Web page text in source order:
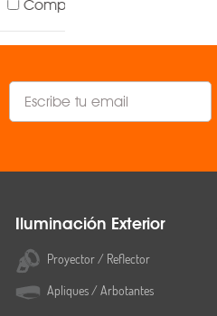
Iluminación Exterior
Proyector / Reflector
Apliques / Arbotantes